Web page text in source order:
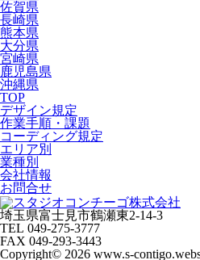
佐賀県
長崎県
熊本県
大分県
宮崎県
鹿児島県
沖縄県
TOP
デザイン規定
作業手順・課題
コーディング規定
エリア別
業種別
会社情報
お問合せ
埼玉県富士見市鶴瀬東2-14-3
TEL 049-275-3777
FAX 049-293-3443
Copyright© 2026 www.s-